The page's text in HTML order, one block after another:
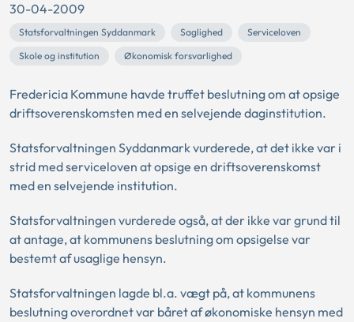
30-04-2009
Statsforvaltningen Syddanmark Saglighed
Serviceloven
Skole og institution
Økonomisk forsvarlighed
Fredericia Kommune havde truffet beslutning om at opsige
driftsoverenskomsten med en selvejende daginstitution.
Statsforvaltningen Syddanmark vurderede, at det ikke var i
strid med serviceloven at opsige en driftsoverenskomst
med en selvejende institution.
Statsforvaltningen vurderede også, at der ikke var grund til
at antage, at kommunens beslutning om opsigelse var
bestemt af usaglige hensyn.
Statsforvaltningen lagde bl.a. vægt på, at kommunens
beslutning overordnet var båret af økonomiske hensyn med